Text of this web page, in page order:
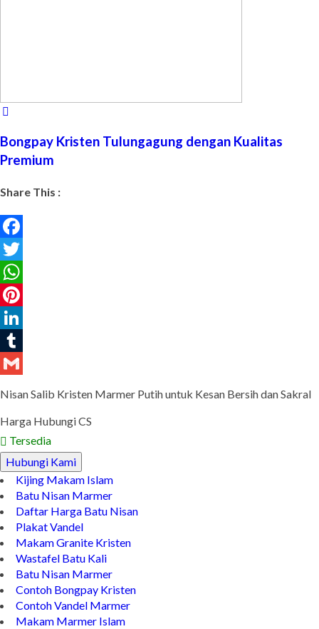
Bongpay Kristen Tulungagung dengan Kualitas
Premium
Share This :
Facebook
Twitter
WhatsApp
Pinterest
LinkedIn
Tumblr
Nisan Salib Kristen Marmer Putih untuk Kesan Bersih dan Sakral
Harga Hubungi CS
Tersedia
Hubungi Kami
Kijing Makam Islam
Batu Nisan Marmer
Daftar Harga Batu Nisan
Plakat Vandel
Makam Granite Kristen
Wastafel Batu Kali
Batu Nisan Marmer
Contoh Bongpay Kristen